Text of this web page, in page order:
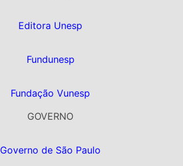
Editora Unesp
Fundunesp
Fundação Vunesp
GOVERNO
Governo de São Paulo